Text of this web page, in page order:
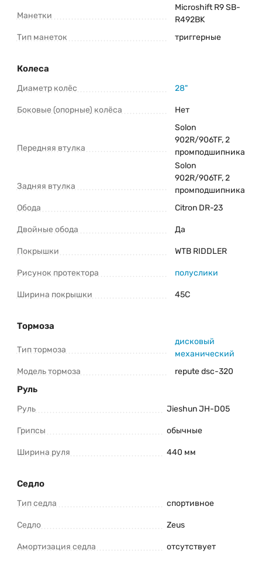
Манетки
Microshift R9 SB-
R492BK
Тип манеток
триггерные
Колеса
Диаметр колёс 28"
Боковые (опорные) колёса Нет
Передняя втулка
Solon
902R/906TF, 2
промподшипника
Задняя втулка
Solon
902R/906TF, 2
промподшипника
Обода
Citron DR-23
Двойные обода Да
Покрышки WTB RIDDLER
Рисунок протектора полуслики
Ширина покрышки 45С
Тормоза
Тип тормоза
дисковый
механический
Модель тормоза
repute dsc-320
Руль
Руль Jieshun JH-D05
Грипсы обычные
Ширина руля 440 мм
Седло
Тип седла спортивное
Седло Zeus
Амортизация седла отсутствует